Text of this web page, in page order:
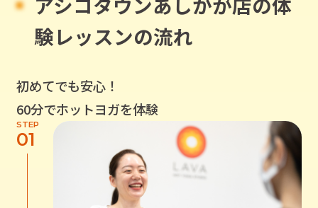
験レッスンの流れ
初めてでも安心！
60分でホットヨガを体験
STEP
01